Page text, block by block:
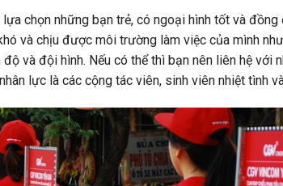
lựa chọn những bạn trẻ, có ngoại hình tốt và
và chịu được môi trường làm việc của mình
và đội hình. Nếu có thể thì bạn nên liên hệ với
lực là các cộng tác viên, sinh viên nhiệt tình